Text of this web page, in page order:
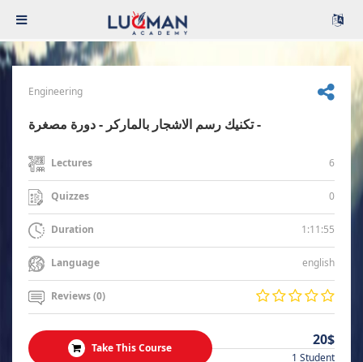
Engineering
تكنيك رسم الاشجار بالماركر - دورة مصغرة -
Lectures 6
Quizzes 0
Duration 1:11:55
Language english
Reviews (0)
Take This Course 20$
1 Student